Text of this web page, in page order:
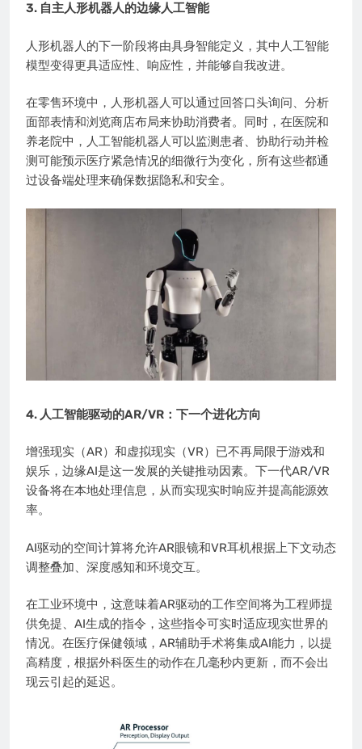
3. 自主人形机器人的边缘人工智能
人形机器人的下一阶段将由具身智能定义，其中人工智能
模型变得更具适应性、响应性，并能够自我改进。
在零售环境中，人形机器人可以通过回答口头询问、分析
面部表情和浏览商店布局来协助消费者。同时，在医院和
养老院中，人工智能机器人可以监测患者、协助行动并检
测可能预示医疗紧急情况的细微行为变化，所有这些都通
过设备端处理来确保数据隐私和安全。
4. 人工智能驱动的AR/VR：下一个进化方向
增强现实（AR）和虚拟现实（VR）已不再局限于游戏和
娱乐，边缘AI是这一发展的关键推动因素。下一代AR/VR
设备将在本地处理信息，从而实现实时响应并提高能源效
率。
AI驱动的空间计算将允许AR眼镜和VR耳机根据上下文动态
调整叠加、深度感知和环境交互。
在工业环境中，这意味着AR驱动的工作空间将为工程师提
供免提、AI生成的指令，这些指令可实时适应现实世界的
情况。在医疗保健领域，AR辅助手术将集成AI能力，以提
高精度，根据外科医生的动作在几毫秒内更新，而不会出
现云引起的延迟。